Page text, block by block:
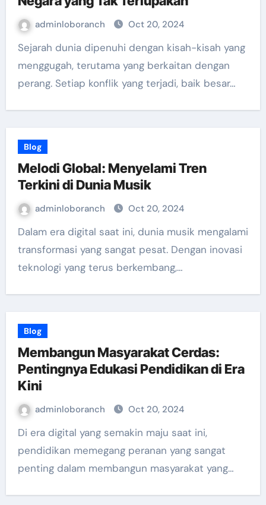
adminloboranch Oct 20, 2024
Sejarah dunia dipenuhi dengan kisah-kisah yang
menggugah, terutama yang berkaitan dengan
perang. Setiap konflik yang terjadi, baik besar…
Blog
Melodi Global: Menyelami Tren
Terkini di Dunia Musik
adminloboranch Oct 20, 2024
Dalam era digital saat ini, dunia musik mengalami
transformasi yang sangat pesat. Dengan inovasi
teknologi yang terus berkembang,…
Blog
Membangun Masyarakat Cerdas:
Pentingnya Edukasi Pendidikan di Era
Kini
adminloboranch Oct 20, 2024
Di era digital yang semakin maju saat ini,
pendidikan memegang peranan yang sangat
penting dalam membangun masyarakat yang…